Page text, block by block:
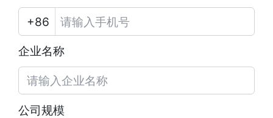
企业名称
公司规模